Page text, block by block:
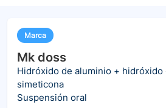
Marca
Mk doss
Hidróxido de aluminio + hidróxido
simeticona
Suspensión oral